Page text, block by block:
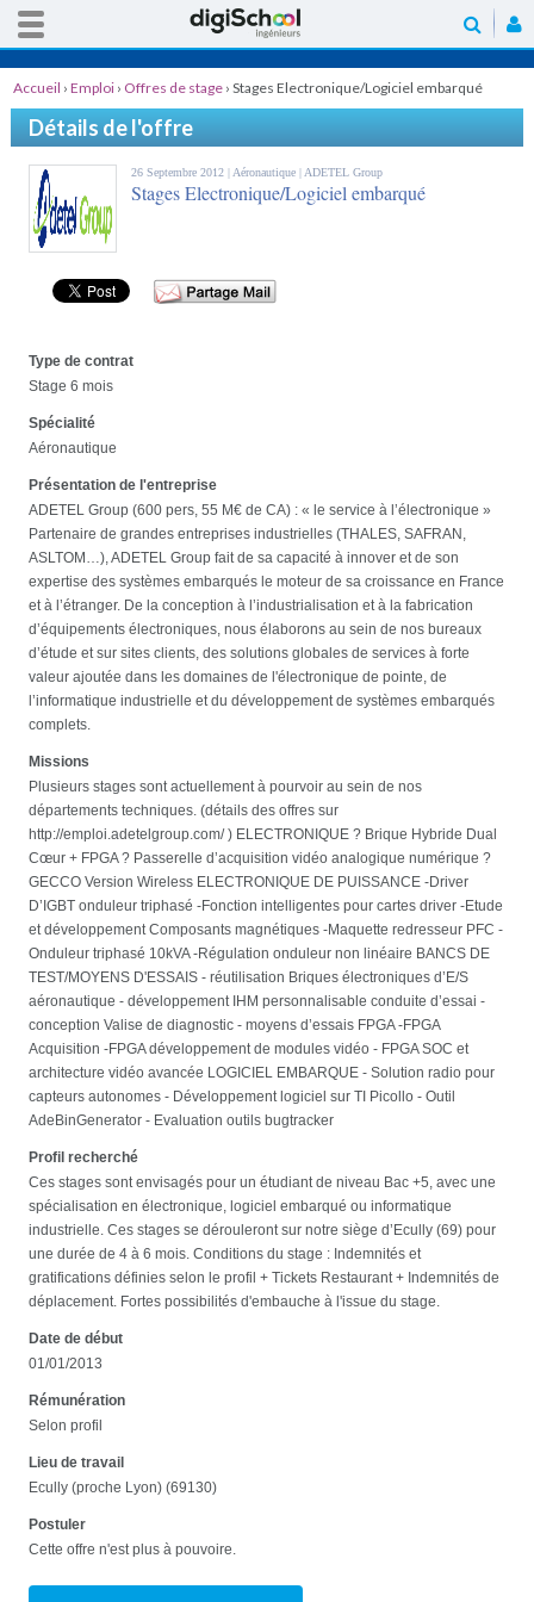
Accueil › Emploi › Offres de stage › Stages Electronique/Logiciel embarqué
Détails de l'offre
26 Septembre 2012 | Aéronautique | ADETEL Group
Stages Electronique/Logiciel embarqué
Type de contrat
Stage 6 mois
Spécialité
Aéronautique
Présentation de l'entreprise
ADETEL Group (600 pers, 55 M€ de CA) : « le service à l’électronique »
Partenaire de grandes entreprises industrielles (THALES, SAFRAN,
ASLTOM…), ADETEL Group fait de sa capacité à innover et de son
expertise des systèmes embarqués le moteur de sa croissance en France
et à l’étranger. De la conception à l’industrialisation et à la fabrication
d’équipements électroniques, nous élaborons au sein de nos bureaux
d’étude et sur sites clients, des solutions globales de services à forte
valeur ajoutée dans les domaines de l'électronique de pointe, de
l’informatique industrielle et du développement de systèmes embarqués
complets.
Missions
Plusieurs stages sont actuellement à pourvoir au sein de nos
départements techniques. (détails des offres sur
http://emploi.adetelgroup.com/ ) ELECTRONIQUE ? Brique Hybride Dual
Cœur + FPGA ? Passerelle d’acquisition vidéo analogique numérique ?
GECCO Version Wireless ELECTRONIQUE DE PUISSANCE -Driver
D’IGBT onduleur triphasé -Fonction intelligentes pour cartes driver -Etude
et développement Composants magnétiques -Maquette redresseur PFC -
Onduleur triphasé 10kVA -Régulation onduleur non linéaire BANCS DE
TEST/MOYENS D'ESSAIS - réutilisation Briques électroniques d’E/S
aéronautique - développement IHM personnalisable conduite d’essai -
conception Valise de diagnostic - moyens d’essais FPGA -FPGA
Acquisition -FPGA développement de modules vidéo - FPGA SOC et
architecture vidéo avancée LOGICIEL EMBARQUE - Solution radio pour
capteurs autonomes - Développement logiciel sur TI Picollo - Outil
AdeBinGenerator - Evaluation outils bugtracker
Profil recherché
Ces stages sont envisagés pour un étudiant de niveau Bac +5, avec une
spécialisation en électronique, logiciel embarqué ou informatique
industrielle. Ces stages se dérouleront sur notre siège d’Ecully (69) pour
une durée de 4 à 6 mois. Conditions du stage : Indemnités et
gratifications définies selon le profil + Tickets Restaurant + Indemnités de
déplacement. Fortes possibilités d'embauche à l'issue du stage.
Date de début
01/01/2013
Rémunération
Selon profil
Lieu de travail
Ecully (proche Lyon) (69130)
Postuler
Cette offre n'est plus à pouvoire.